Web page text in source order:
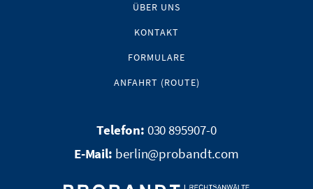
ÜBER UNS
KONTAKT
FORMULARE
ANFAHRT (ROUTE)
030 895907-0
berlin@probandt.com